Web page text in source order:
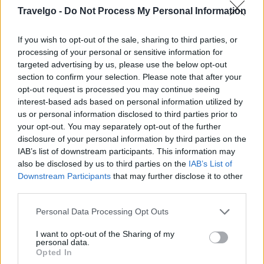
Travelgo - Do Not Process My Personal Information
If you wish to opt-out of the sale, sharing to third parties, or
processing of your personal or sensitive information for
targeted advertising by us, please use the below opt-out
section to confirm your selection. Please note that after your
opt-out request is processed you may continue seeing
interest-based ads based on personal information utilized by
us or personal information disclosed to third parties prior to
your opt-out. You may separately opt-out of the further
disclosure of your personal information by third parties on the
IAB’s list of downstream participants. This information may
also be disclosed by us to third parties on the IAB’s List of
Downstream Participants that may further disclose it to other
Please note that this website/app uses one or more Google
not limited to your visit or usage behaviour. You may click to
grant or deny consent to Google and its third-party tags to
use your data for below specified purposes in below Google
Personal Data Processing Opt Outs
I want to opt-out of the Sharing of my
personal data.
Opted In
Η ακτή της Νέας Σμύρνης (New Smyrna Beach), που
βρίσκεται στην κομητεία Volusia στην πολιτεία της
Φλόριντα, θεωρείται η παγκόσμια πρωτεύουσα σε
επιθέσεις καρχαριών. Σύμφωνα με το Διεθνές Αρχείο
Επίθεσης Καρχαριών ISAF και το πανεπιστήμιο της
Φλόριντα, στην περιοχή έχουν σημειωθεί οι
περισσότερες επιθέσεις καρχαριών ανά τετραγωνικό
Βράχοι του Μοχέρ, Ιρλανδία